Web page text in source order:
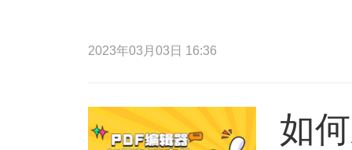
2023年03月03日 16:36
如